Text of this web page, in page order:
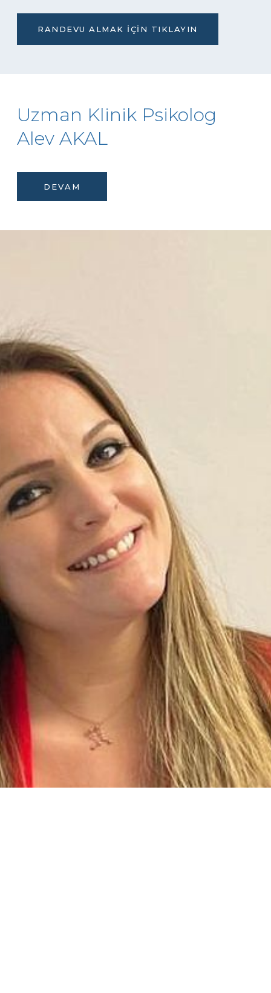
RANDEVU ALMAK İÇIN TIKLAYIN
Uzman Klinik Psikolog
Alev AKAL
DEVAM